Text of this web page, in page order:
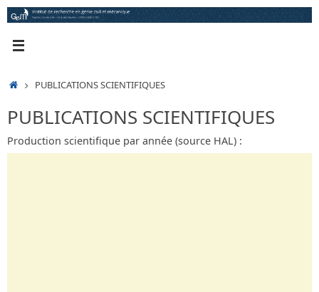
Passer
au
ACCUEIL
PUBLICATIONS SCIENTIFIQUES
PUBLICATIONS SCIENTIFIQUES
Production scientifique par année (source HAL) :